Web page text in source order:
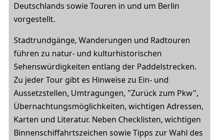
Deutschlands sowie Touren in und um Berlin
vorgestellt.
Stadtrundgänge, Wanderungen und Radtouren
führen zu natur- und kulturhistorischen
Sehenswürdigkeiten entlang der Paddelstrecken.
Zu jeder Tour gibt es Hinweise zu Ein- und
Aussetzstellen, Umtragungen, "Zurück zum Pkw",
Übernachtungsmöglichkeiten, wichtigen Adressen,
Karten und Literatur. Neben Checklisten, wichtigen
Binnenschiffahrtszeichen sowie Tipps zur Wahl des